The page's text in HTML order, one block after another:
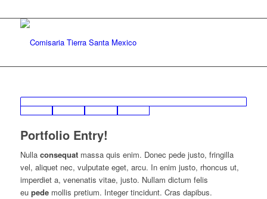
Portfolio Entry!
Nulla consequatmassa quis enim. Donec pede justo, fringilla
vel, aliquet nec, vulputate eget, arcu. In enim justo, rhoncus ut,
imperdiet a, venenatis vitae, justo. Nullam dictum felis
eu pedemollis pretium. Integer tincidunt. Cras dapibus.